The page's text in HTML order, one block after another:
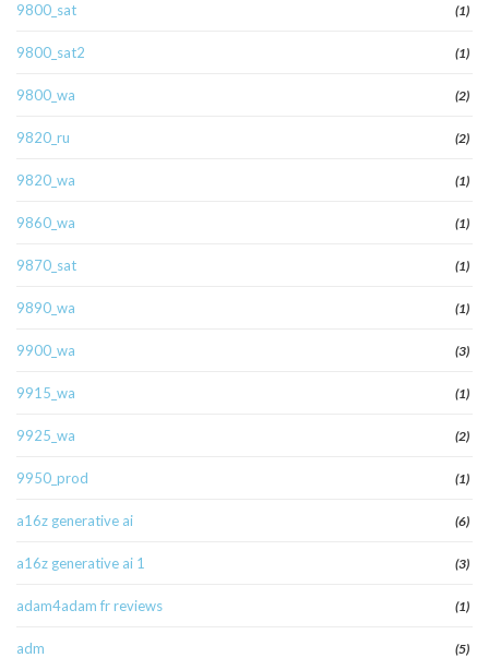
9800_sat (1)
9800_sat2 (1)
9800_wa (2)
9820_ru (2)
9820_wa (1)
9860_wa (1)
9870_sat (1)
9890_wa (1)
9900_wa (3)
9915_wa (1)
9925_wa (2)
9950_prod (1)
a16z generative ai (6)
a16z generative ai 1 (3)
adam4adam fr reviews (1)
adm (5)